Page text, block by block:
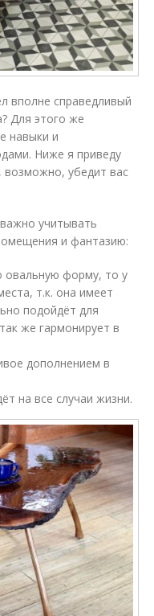
вполне справедливый
Для этого же
навыки и
Ниже я приведу
убедит вас
учитывать
и фантазию:
овальную форму, то у
т.к. она имеет
подойдёт для
же гармонирует в
дополнением в
на все случаи жизни.